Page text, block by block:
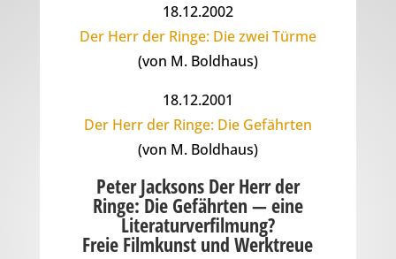
18.12.2002
Der Herr der Ringe: Die zwei Türme
(von M. Boldhaus)
18.12.2001
Der Herr der Ringe: Die Gefährten
(von M. Boldhaus)
Peter Jacksons Der Herr der
Ringe: Die Gefährten — eine
Literaturverfilmung?
Freie Filmkunst und Werktreue